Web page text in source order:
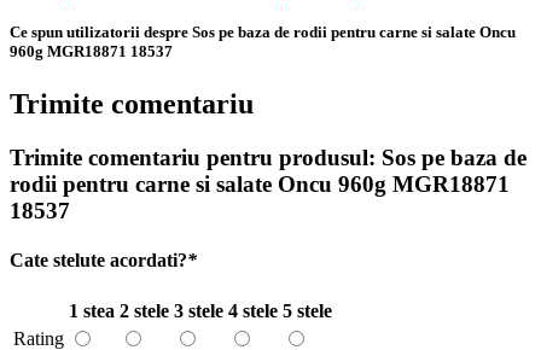
Ce spun utilizatorii despre Sos pe baza de rodii pentru carne si salate Oncu
960g MGR18871 18537
Trimite comentariu
Trimite comentariu pentru produsul: Sos pe baza de
rodii pentru carne si salate Oncu 960g MGR18871
18537
Cate stelute acordati?*
1 stea 2 stele 3 stele 4 stele 5 stele
Rating